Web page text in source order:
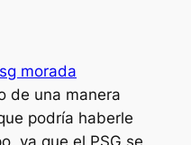
de una manera
podría haberle